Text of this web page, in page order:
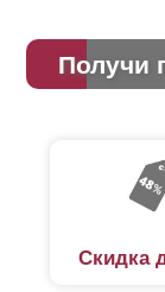
Получи
Скидка